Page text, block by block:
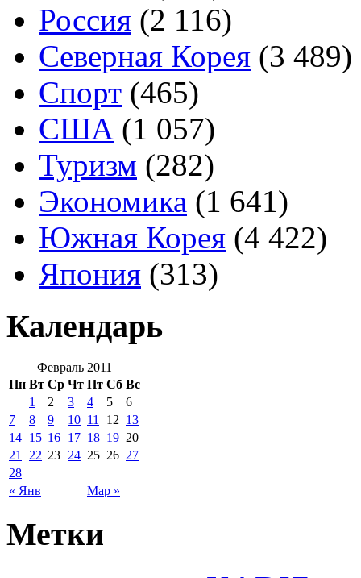
Россия (2 116)
Северная Корея (3 489)
Спорт (465)
США (1 057)
Туризм (282)
Экономика (1 641)
Южная Корея (4 422)
Япония (313)
Календарь
Февраль 2011
Пн Вт Ср Чт Пт Сб Вс
« Янв Мар »
1 2 3 4 5
6
7
8 9 10 11 12 13
14 15 16 17 18 19 20
21
22 23 24 25 26 27
28
Метки